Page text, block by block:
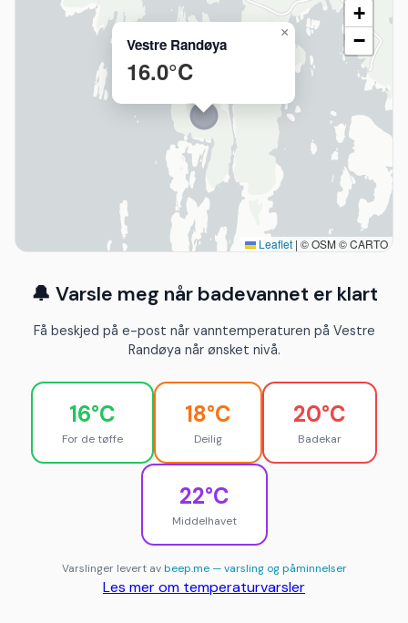
Vestre Randøya
16.0°C
×
+
−
Leaflet | © OSM © CARTO
🔔 Varsle meg når badevannet er klart
Få beskjed på e-post når vanntemperaturen på Vestre
Randøya når ønsket nivå.
16°C
For de tøffe
18°C
Deilig
20°C
Badekar
22°C
Middelhavet
Varslinger levert avbeep.me — varsling og påminnelser
Les mer om temperaturvarsler